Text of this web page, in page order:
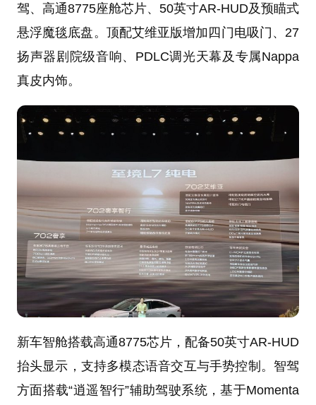
驾、高通8775座舱芯片、50英寸AR-HUD及预瞄式
悬浮魔毯底盘。顶配艾维亚版增加四门电吸门、27
扬声器剧院级音响、PDLC调光天幕及专属Nappa
真皮内饰。
新车智舱搭载高通8775芯片，配备50英寸AR-HUD
抬头显示，支持多模态语音交互与手势控制。智驾
方面搭载“逍遥智行”辅助驾驶系统，基于Momenta